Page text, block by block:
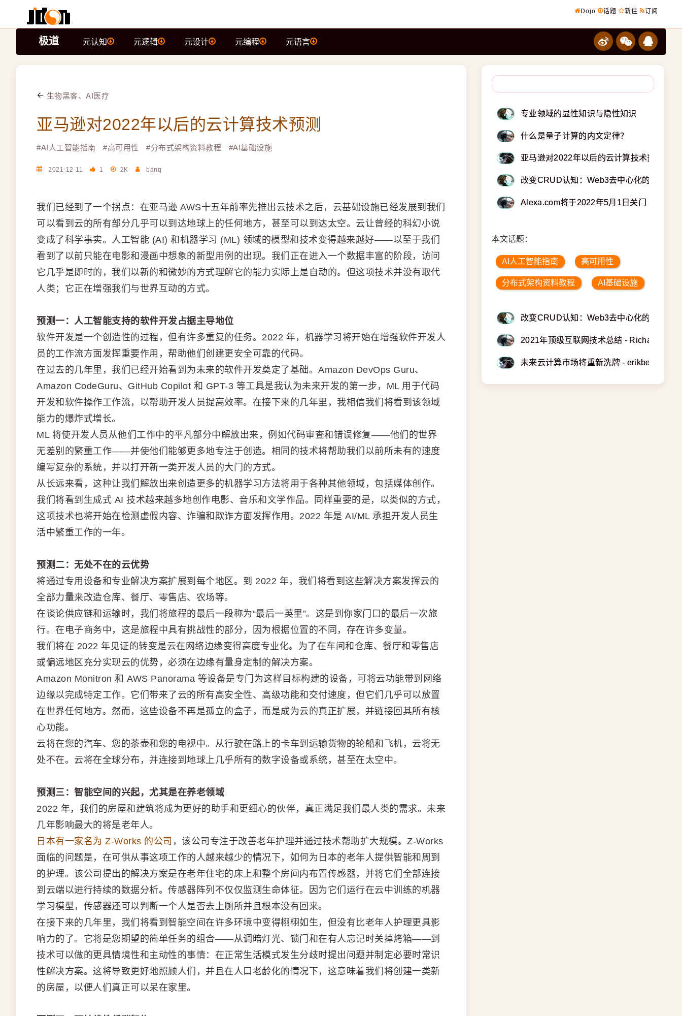
Dojo 话题 新佳 订阅
极道 元认知 元逻辑 元设计 元编程 元语言
生物黑客、AI医疗
亚马逊对2022年以后的云计算技术预测
#AI人工智能指南 #高可用性 #分布式架构资料教程 #AI基础设施
2021-12-11 1 2K banq
我们已经到了一个拐点：在亚马逊 AWS十五年前率先推出云技术之后，云基础设施已经发展到我们
可以看到云的所有部分几乎可以到达地球上的任何地方，甚至可以到达太空。云让曾经的科幻小说
变成了科学事实。人工智能 (AI) 和机器学习 (ML) 领域的模型和技术变得越来越好——以至于我们
看到了以前只能在电影和漫画中想象的新型用例的出现。我们正在进入一个数据丰富的阶段，访问
它几乎是即时的，我们以新的和微妙的方式理解它的能力实际上是自动的。但这项技术并没有取代
人类；它正在增强我们与世界互动的方式。
预测一：人工智能支持的软件开发占据主导地位
软件开发是一个创造性的过程，但有许多重复的任务。2022 年，机器学习将开始在增强软件开发人
员的工作流方面发挥重要作用，帮助他们创建更安全可靠的代码。
在过去的几年里，我们已经开始看到为未来的软件开发奠定了基础。Amazon DevOps Guru、
Amazon CodeGuru、GitHub Copilot 和 GPT-3 等工具是我认为未来开发的第一步，ML 用于代码
开发和软件操作工作流，以帮助开发人员提高效率。在接下来的几年里，我相信我们将看到该领域
能力的爆炸式增长。
ML 将使开发人员从他们工作中的平凡部分中解放出来，例如代码审查和错误修复——他们的世界
无差别的繁重工作——并使他们能够更多地专注于创造。相同的技术将帮助我们以前所未有的速度
编写复杂的系统，并以打开新一类开发人员的大门的方式。
从长远来看，这种让我们解放出来创造更多的机器学习方法将用于各种其他领域，包括媒体创作。
我们将看到生成式 AI 技术越来越多地创作电影、音乐和文学作品。同样重要的是，以类似的方式，
这项技术也将开始在检测虚假内容、诈骗和欺诈方面发挥作用。2022 年是 AI/ML 承担开发人员生
活中繁重工作的一年。
预测二：无处不在的云优势
将通过专用设备和专业解决方案扩展到每个地区。到 2022 年，我们将看到这些解决方案发挥云的
全部力量来改造仓库、餐厅、零售店、农场等。
在谈论供应链和运输时，我们将旅程的最后一段称为“最后一英里”。这是到你家门口的最后一次旅
行。在电子商务中，这是旅程中具有挑战性的部分，因为根据位置的不同，存在许多变量。
我们将在 2022 年见证的转变是云在网络边缘变得高度专业化。为了在车间和仓库、餐厅和零售店
或偏远地区充分实现云的优势，必须在边缘有量身定制的解决方案。
Amazon Monitron 和 AWS Panorama 等设备是专门为这样目标构建的设备，可将云功能带到网络
边缘以完成特定工作。它们带来了云的所有高安全性、高级功能和交付速度，但它们几乎可以放置
在世界任何地方。然而，这些设备不再是孤立的盒子，而是成为云的真正扩展，并链接回其所有核
心功能。
云将在您的汽车、您的茶壶和您的电视中。从行驶在路上的卡车到运输货物的轮船和飞机，云将无
处不在。云将在全球分布，并连接到地球上几乎所有的数字设备或系统，甚至在太空中。
预测三：智能空间的兴起，尤其是在养老领域
2022 年，我们的房屋和建筑将成为更好的助手和更细心的伙伴，真正满足我们最人类的需求。未来
几年影响最大的将是老年人。
日本有一家名为 Z-Works 的公司 ，该公司专注于改善老年护理并通过技术帮助扩大规模。Z-Works
面临的问题是，在可供从事这项工作的人越来越少的情况下，如何为日本的老年人提供智能和周到
的护理。该公司提出的解决方案是在老年住宅的床上和整个房间内布置传感器，并将它们全部连接
到云端以进行持续的数据分析。传感器阵列不仅仅监测生命体征。因为它们运行在云中训练的机器
学习模型，传感器还可以判断一个人是否去上厕所并且根本没有回来。
在接下来的几年里，我们将看到智能空间在许多环境中变得栩栩如生，但没有比老年人护理更具影
响力的了。它将是您期望的简单任务的组合——从调暗灯光、锁门和在有人忘记时关掉烤箱——到
技术可以做的更具情境性和主动性的事情：在正常生活模式发生分歧时提出问题并制定必要时常识
性解决方案。这将导致更好地照顾人们，并且在人口老龄化的情况下，这意味着我们将创建一类新
的房屋，以便人们真正可以呆在家里。
专业领域的显性知识与隐性知识
什么是量子计算的内文定律？
亚马逊对2022年以后的云计算技术预测
改变CRUD认知：Web3去中心化的底层逻
Alexa.com将于2022年5月1日关门
本文话题：
AI人工智能指南 高可用性
分布式架构资料教程 AI基础设施
改变CRUD认知：Web3去中心化的底层逻
2021年顶级互联网技术总结 - Richard
未来云计算市场将重新洗牌 - erikbern